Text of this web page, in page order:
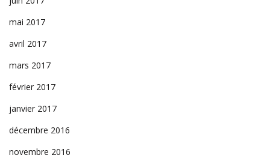
mai 2017
avril 2017
mars 2017
février 2017
janvier 2017
décembre 2016
novembre 2016